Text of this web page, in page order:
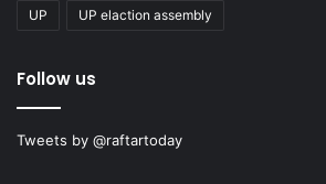
UP UP elaction assembly
Follow us
Tweets by @raftartoday